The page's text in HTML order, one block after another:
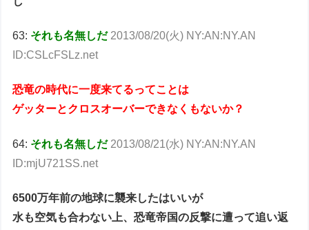
63: それも名無しだ 2013/08/20(火) NY:AN:NY.AN
ID:CSLcFSLz.net
恐竜の時代に一度来てるってことは
ゲッターとクロスオーバーできなくもないか？
64: それも名無しだ 2013/08/21(水) NY:AN:NY.AN
ID:mjU721SS.net
6500万年前の地球に襲来したはいいが
水も空気も合わない上、恐竜帝国の反撃に遭って追い返